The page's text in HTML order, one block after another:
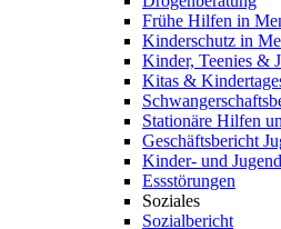
Frühe Hilfen in
Kinderschutz in
Kinder, Teenies &
Kitas &
Stationäre Hilfen
Geschäftsbericht
Kinder- und
Essstörungen
Soziales
Sozialbericht